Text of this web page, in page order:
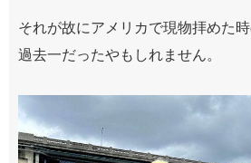
それが故にアメリカで現物拝めた
過去一だったやもしれません。